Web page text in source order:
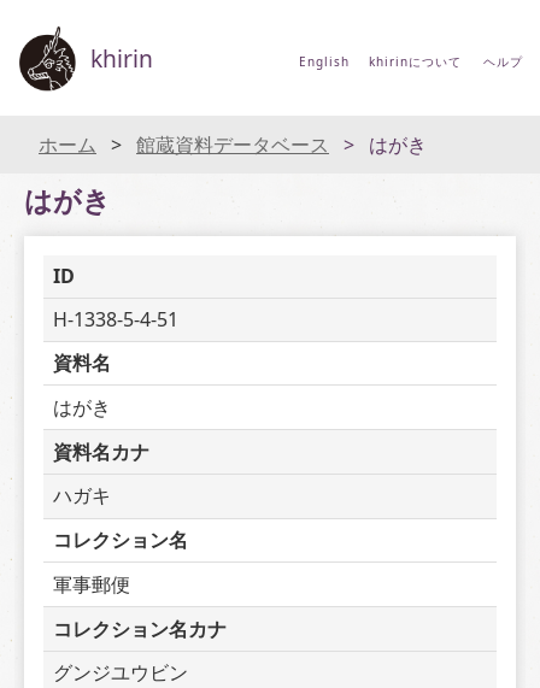
khirin English khirinについて ヘルプ
ホーム 館蔵資料データベース はがき
はがき
ID
H-1338-5-4-51
資料名
はがき
資料名カナ
ハガキ
コレクション名
軍事郵便
コレクション名カナ
グンジユウビン